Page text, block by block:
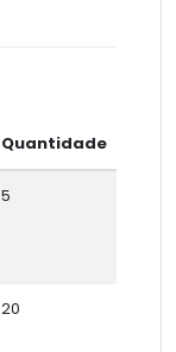
Quantidade
5
20